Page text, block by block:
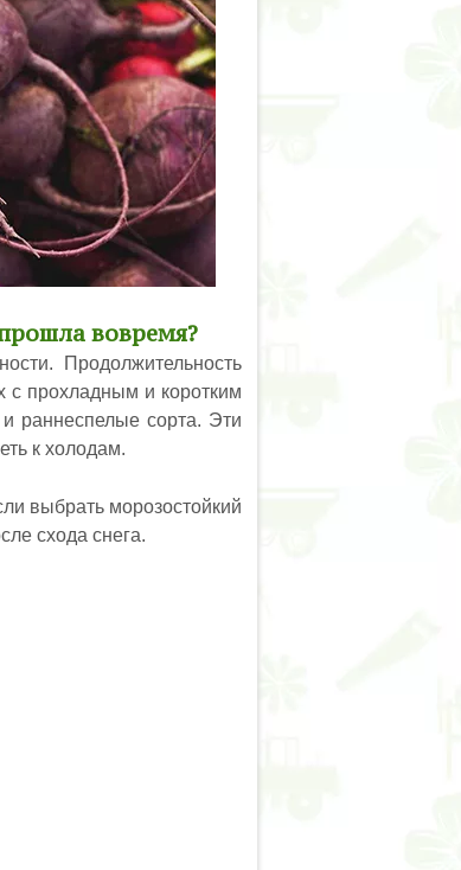
вовремя?
Продолжительность
с прохладным и коротким
раннеспелые сорта. Эти
к холодам.
выбрать морозостойкий
схода снега.